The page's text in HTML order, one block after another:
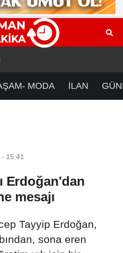
MODA İLAN
15:41
Erdoğan'dan
mesajı
Tayyip Erdoğan,
sona eren